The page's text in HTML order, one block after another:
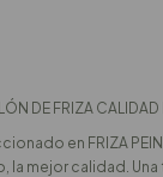
DE FRIZA CALIDAD
en FRIZA
la mejor calidad.